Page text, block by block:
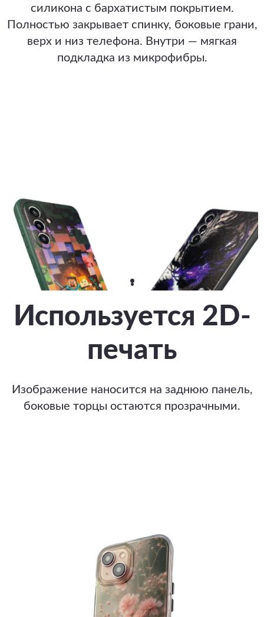
силикона с бархатистым покрытием.
Полностью закрывает спинку, боковые грани,
верх и низ телефона. Внутри — мягкая
подкладка из микрофибры.
Используется 2D-
печать
Изображение наносится на заднюю панель,
боковые торцы остаются прозрачными.